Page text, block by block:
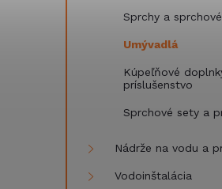
Sprchy a
Umývadlá
Kúpeľňové
príslušenstvo
Sprchové sety a
Nádrže na vodu a
Vodoinštalácia